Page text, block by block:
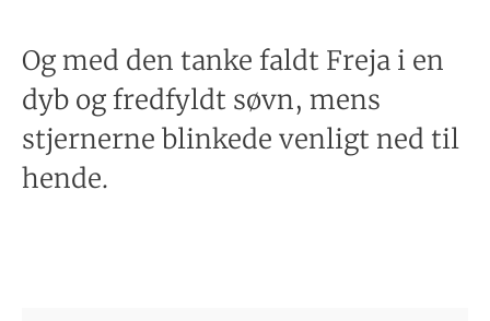
Og med den tanke faldt Freja i en
dyb og fredfyldt søvn, mens
stjernerne blinkede venligt ned til
hende.